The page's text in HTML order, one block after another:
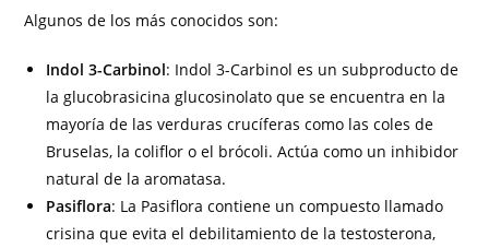
Algunos de los más conocidos son:
Indol 3-Carbinol: Indol 3-Carbinol es un subproducto de
la glucobrasicina glucosinolato que se encuentra en la
mayoría de las verduras crucíferas como las coles de
Bruselas, la coliflor o el brócoli. Actúa como un inhibidor
natural de la aromatasa.
Pasiflora: La Pasiflora contiene un compuesto llamado
crisina que evita el debilitamiento de la testosterona,